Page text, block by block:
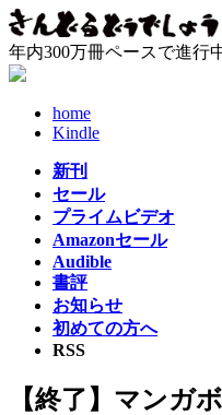
コ
ン
テ
ン
ナ
ビ
ゲ
ー
年内300万冊ペースで進行
home
Kindle
新刊
セール
プライムビデオ
Amazonセール
Audible
書評
お知らせ
初めての方へ
RSS
【終了】マンガ